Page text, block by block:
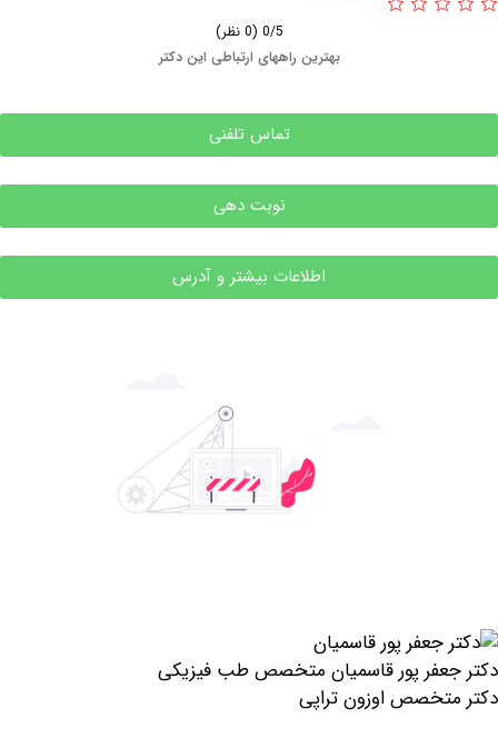
بهترین راههای ارتباطی این دکتر
تماس تلفنی
نوبت دهی
اطلاعات بیشتر و آدرس
پور قاسمیان متخصص طب فیزیکی
اوزون تراپی